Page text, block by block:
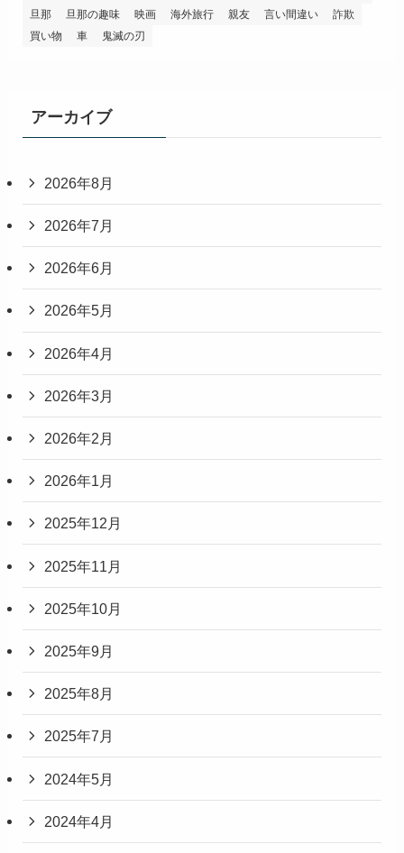
旦那
旦那の趣味 映画 海外旅行 親友 言い間違い
詐欺
買い物
車 鬼滅の刃
アーカイブ
2026年8月
2026年7月
2026年6月
2026年5月
2026年4月
2026年3月
2026年2月
2026年1月
2025年12月
2025年11月
2025年10月
2025年9月
2025年8月
2025年7月
2024年5月
2024年4月